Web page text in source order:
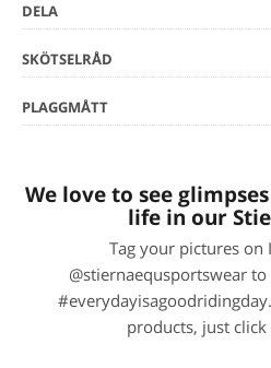
DELA
SKÖTSELRÅD
PLAGGMÅTT
We love to see
life in our
Tag your pictures on
@stiernaequsportswear
products, just